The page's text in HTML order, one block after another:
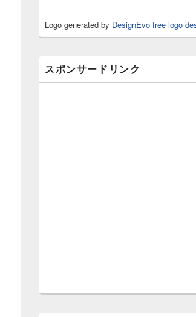
Logo generated by DesignEvo free logo
スポンサードリンク